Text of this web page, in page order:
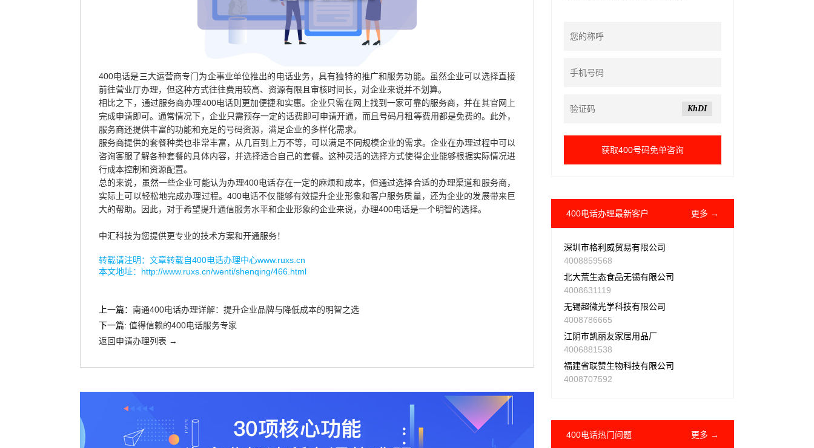
400电话是三大运营商专门为企事业单位推出的电话业务，具有独特的推广和服务功能。虽然企业可以选择直接
前往营业厅办理，但这种方式往往费用较高、资源有限且审核时间长，对企业来说并不划算。
相比之下，通过服务商办理400电话则更加便捷和实惠。企业只需在网上找到一家可靠的服务商，并在其官网上
完成申请即可。通常情况下，企业只需预存一定的话费即可申请开通，而且号码月租等费用都是免费的。此外，
服务商还提供丰富的功能和充足的号码资源，满足企业的多样化需求。
服务商提供的套餐种类也非常丰富，从几百到上万不等，可以满足不同规模企业的需求。企业在办理过程中可以
咨询客服了解各种套餐的具体内容，并选择适合自己的套餐。这种灵活的选择方式使得企业能够根据实际情况进
行成本控制和资源配置。
总的来说，虽然一些企业可能认为办理400电话存在一定的麻烦和成本，但通过选择合适的办理渠道和服务商，
实际上可以轻松地完成办理过程。400电话不仅能够有效提升企业形象和客户服务质量，还为企业的发展带来巨
大的帮助。因此，对于希望提升通信服务水平和企业形象的企业来说，办理400电话是一个明智的选择。
中汇科技为您提供更专业的技术方案和开通服务！
转载请注明：文章转载自400电话办理中心www.ruxs.cn
本文地址： http://www.ruxs.cn/wenti/shenqing/466.html
上一篇： 南通400电话办理详解：提升企业品牌与降低成本的明智之选
下一篇: 值得信赖的400电话服务专家
返回申请办理列表 →
KhDI
400电话办理最新客户 更多 →
深圳市格利威贸易有限公司
4008859568
北大荒生态食品无锡有限公司
4008631119
无锡超微光学科技有限公司
4008786665
江阴市凯丽友家居用品厂
4006881538
福建省联赞生物科技有限公司
4008707592
400电话热门问题 更多 →